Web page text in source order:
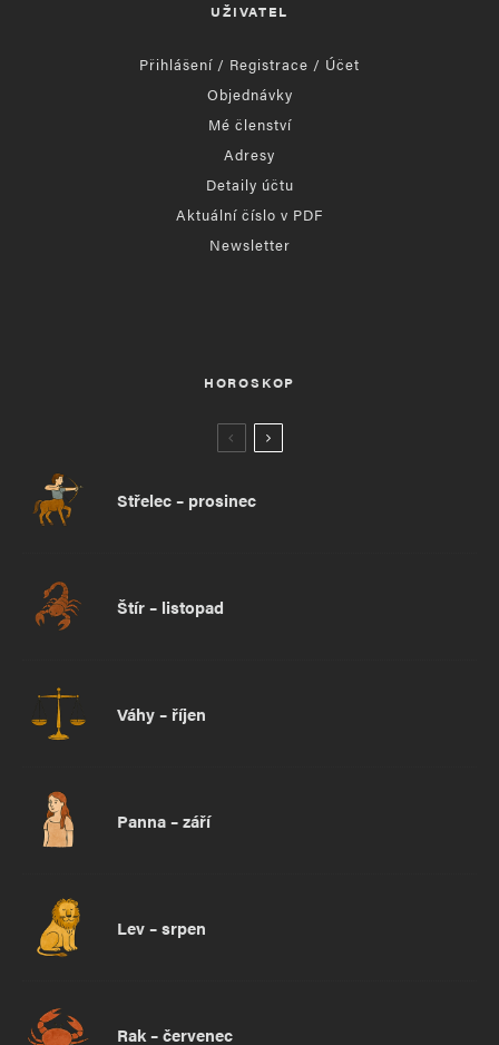
UŽIVATEL
Přihlášení / Registrace / Účet
Objednávky
Mé členství
Adresy
Detaily účtu
Aktuální číslo v PDF
Newsletter
HOROSKOP
Střelec – prosinec
Štír – listopad
Váhy – říjen
Panna – září
Lev – srpen
Rak – červenec